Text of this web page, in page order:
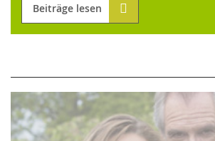
Beiträge lesen